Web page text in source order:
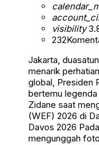
visibility
232
Jakarta,
menarik
global, Presiden
bertemu
Zidane saat
(WEF) 2026 di
Davos 2026
mengunggah